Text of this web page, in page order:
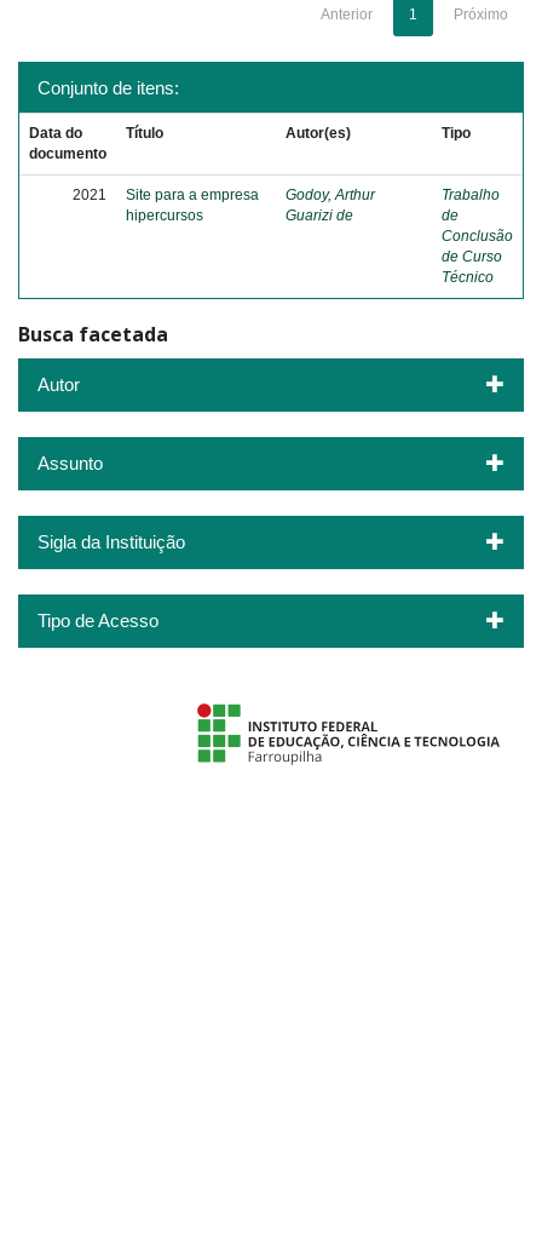
Anterior 1 Próximo
Conjunto de itens:
Data do
documento
Título Autor(es) Tipo
2021
Site para a empresa
hipercursos
Godoy, Arthur
Guarizi de
Trabalho
de
Conclusão
de Curso
Técnico
Busca facetada
Autor
Assunto
Sigla da Instituição
Tipo de Acesso